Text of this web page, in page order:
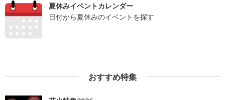
夏休みイベントカレンダー
日付から夏休みのイベントを探す
おすすめ特集